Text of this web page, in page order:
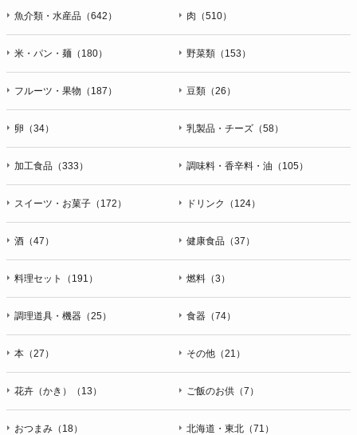
魚介類・水産品（642） 肉（510）
米・パン・麺（180） 野菜類（153）
フルーツ・果物（187） 豆類（26）
卵（34） 乳製品・チーズ（58）
加工食品（333） 調味料・香辛料・油（105）
スイーツ・お菓子（172） ドリンク（124）
酒（47） 健康食品（37）
料理セット（191） 燃料（3）
調理道具・機器（25） 食器（74）
本（27） その他（21）
花卉（かき）（13） ご飯のお供（7）
おつまみ（18） 北海道・東北（71）